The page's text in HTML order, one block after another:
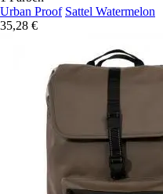
Urban Proof Sattel Watermelon
35,28 €